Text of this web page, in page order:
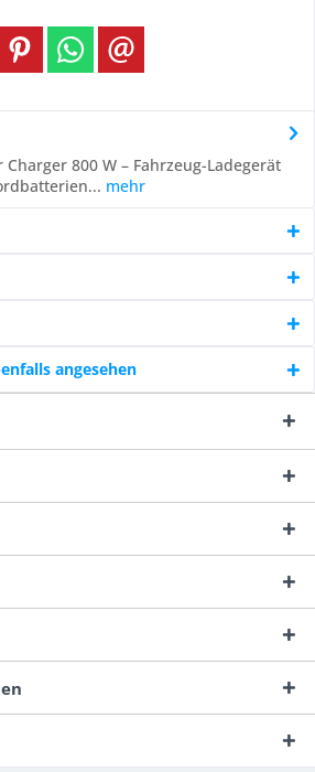
800 W – Fahrzeug-Ladegerät
mehr
angesehen